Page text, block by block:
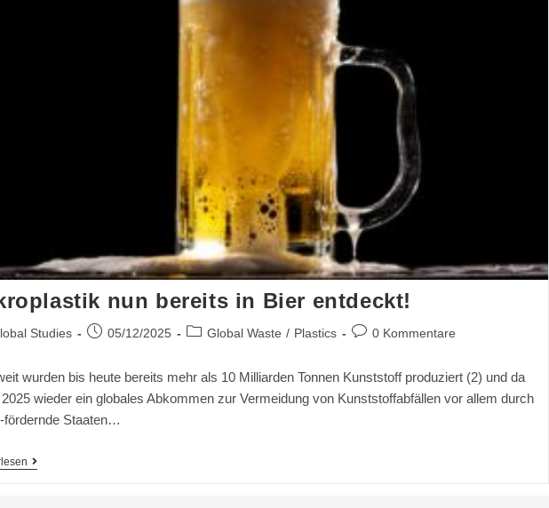
nun bereits in Bier entdeckt!
Studies 05/12/2025 Global Waste / Plastics 0 Kommentare
wurden bis heute bereits mehr als 10 Milliarden Tonnen Kunststoff produziert (2) und da
wieder ein globales Abkommen zur Vermeidung von Kunststoffabfällen vor allem durch
fördernde Staaten…